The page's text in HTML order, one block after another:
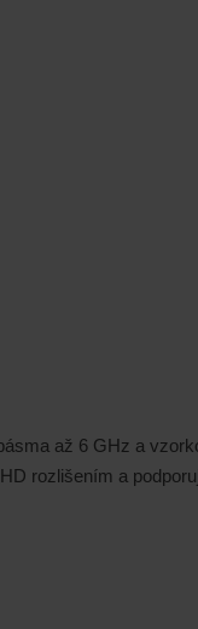
až 6 GHz a
rozlišením a